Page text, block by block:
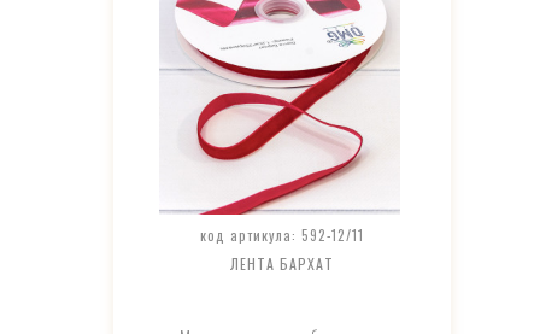
код артикула: 592-12/11
ЛЕНТА БАРХАТ